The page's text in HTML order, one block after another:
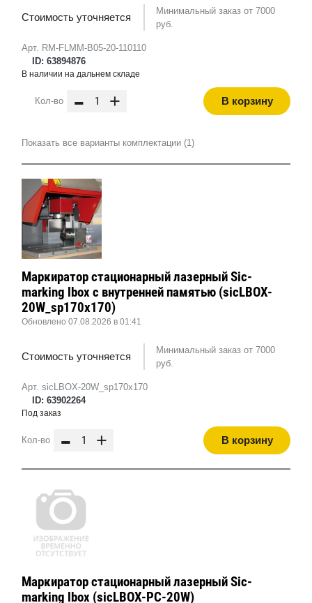
Арт. RM-FLMM-B05-20-110110
ID: 63894876
Стоимость уточняется
Минимальный заказ от 7000
руб.
В наличии на дальнем складе
Кол-во - + В корзину
Показать все варианты комплектации (1)
Арт. sicLBOX-20W_sp170x170
ID: 63902264
Маркиратор стационарный лазерный Sic-
marking lbox с внутренней памятью (sicLBOX-
20W_sp170x170)
Обновлено 07.08.2026 в 01:41
Стоимость уточняется
Минимальный заказ от 7000
руб.
Под заказ
Кол-во - + В корзину
Маркиратор стационарный лазерный Sic-
marking lbox (sicLBOX-PC-20W)